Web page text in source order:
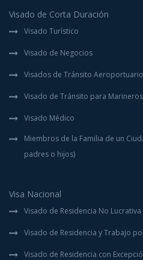
Visado de Corta Duración
Visado Turístico
Visado de Negocios
Visados de Tránsito Aeroportuario
Visado de Tránsito para Marineros
Visado Médico
Miembros de la Familia de un
padres o hijos)
Visa Nacional
Visado de Residencia No Lucrativa
Visado de Residencia y Trabajo
Visado de Residencia con